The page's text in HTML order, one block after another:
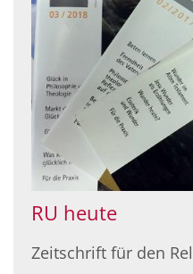
RU heute
Zeitschrift für den